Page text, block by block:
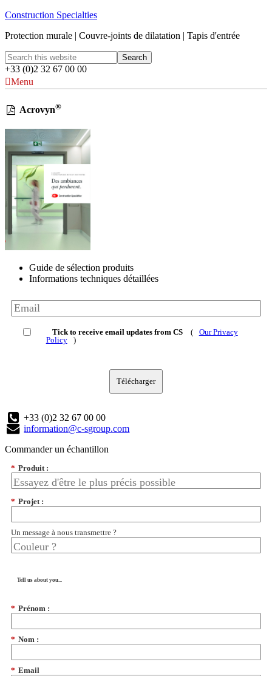
Construction Specialties
Protection murale | Couvre-joints de dilatation | Tapis d'entrée
+33 (0)2 32 67 00 00
Menu
Acrovyn®
Guide de sélection produits
Informations techniques détaillées
Tick to receive email updates from CS (
Our Privacy
Policy
)
Télécharger
+33 (0)2 32 67 00 00
information@c-sgroup.com
Commander un échantillon
* Produit :
* Projet :
Un message à nous transmettre ?
Tell us about you...
* Prénom :
* Nom :
* Email